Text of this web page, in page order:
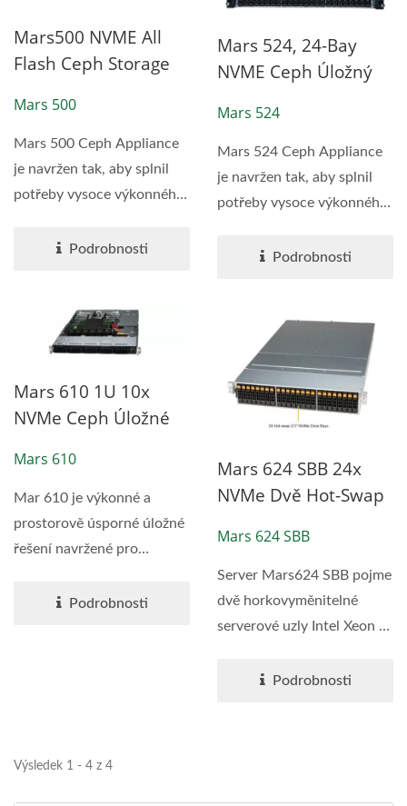
Mars500 NVME All
Flash Ceph Storage
Mars 500
Mars 500 Ceph Appliance
je navržen tak, aby splnil
potřeby vysoce výkonného
Podrobnosti
Mars 524, 24-Bay
NVME Ceph Úložný
Mars 524
Mars 524 Ceph Appliance
je navržen tak, aby splnil
potřeby vysoce výkonného
Podrobnosti
Mars 610 1U 10x
NVMe Ceph Úložné
Mars 610
Mar 610 je výkonné a
prostorově úsporné úložné
řešení navržené pro
Podrobnosti
Mars 624 SBB 24x
NVMe Dvě Hot-Swap
Appliance
Mars 624 SBB
Server Mars624 SBB pojme
dvě horkovyměnitelné
serverové uzly Intel Xeon v
Podrobnosti
Výsledek 1 - 4 z 4